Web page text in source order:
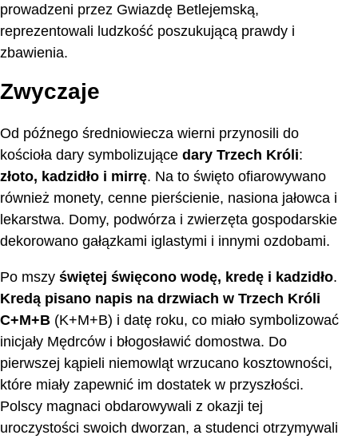
prowadzeni przez Gwiazdę Betlejemską,
reprezentowali ludzkość poszukującą prawdy i
zbawienia.
Zwyczaje
Od późnego średniowiecza wierni przynosili do
kościoła dary symbolizujące dary Trzech Króli:
złoto, kadzidło i mirrę. Na to święto ofiarowywano
również monety, cenne pierścienie, nasiona jałowca i
lekarstwa. Domy, podwórza i zwierzęta gospodarskie
dekorowano gałązkami iglastymi i innymi ozdobami.
Po mszy świętej święcono wodę, kredę i kadzidło.
Kredą pisano napis na drzwiach w Trzech Króli
C+M+B (K+M+B) i datę roku, co miało symbolizować
inicjały Mędrców i błogosławić domostwa. Do
pierwszej kąpieli niemowląt wrzucano kosztowności,
które miały zapewnić im dostatek w przyszłości.
Polscy magnaci obdarowywali z okazji tej
uroczystości swoich dworzan, a studenci otrzymywali